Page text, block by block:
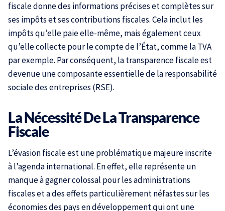
fiscale donne des informations précises et complètes sur
ses impôts et ses contributions fiscales. Cela inclut les
impôts qu’elle paie elle-même, mais également ceux
qu’elle collecte pour le compte de l’État, comme la TVA
par exemple. Par conséquent, la transparence fiscale est
devenue une composante essentielle de la responsabilité
sociale des entreprises (RSE).
La Nécessité De La Transparence
Fiscale
L’évasion fiscale est une problématique majeure inscrite
à l’agenda international. En effet, elle représente un
manque à gagner colossal pour les administrations
fiscales et a des effets particulièrement néfastes sur les
économies des pays en développement qui ont une